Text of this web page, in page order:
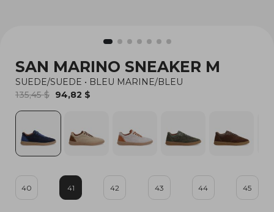
SAN MARINO SNEAKER M
SUEDE/SUEDE • BLEU MARINE/BLEU
135,45 $ 94,82 $
40 41 42 43 44 45